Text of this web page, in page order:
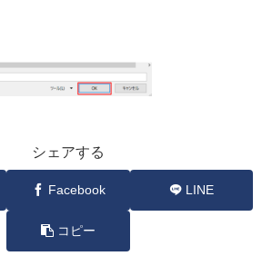
シェアする
Facebook LINE
コピー